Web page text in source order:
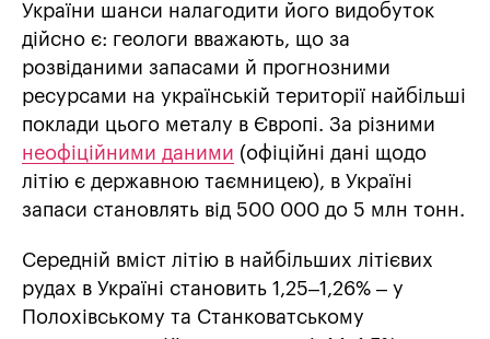
України шанси налагодити його видобуток
дійсно є: геологи вважають, що за
розвіданими запасами й прогнозними
ресурсами на українській території найбільші
поклади цього металу в Європі. За різними
неофіційними даними (офіційні дані щодо
літію є державною таємницею), в Україні
запаси становлять від 500 000 до 5 млн тонн.
Середній вміст літію в найбільших літієвих
рудах в Україні становить 1,25–1,26% – у
Полохівському та Станковатському